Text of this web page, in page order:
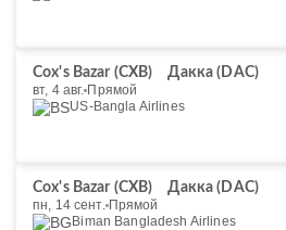
Cox's Bazar (CXB)
Дакка (DAC)
вт, 4 авг. Прямой
US-Bangla Airlines
Cox's Bazar (CXB)
Дакка (DAC)
пн, 14 сент. Прямой
Biman Bangladesh Airlines